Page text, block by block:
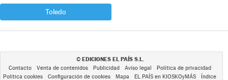
Toledo
© EDICIONES EL PAÍS S.L.
Contacto Venta de contenidos Publicidad Aviso legal
Política de privacidad
Política cookies
Configuración de cookies Mapa EL PAÍS en KIOSKOyMÁS Índice